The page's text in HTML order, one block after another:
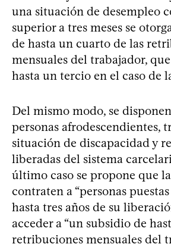
una situación de desempleo
superior a tres meses se
de hasta un cuarto de las
mensuales del trabajador,
hasta un tercio en el caso de
Del mismo modo, se
personas afrodescendientes,
situación de discapacidad y
liberadas del sistema
último caso se propone que
contraten a “personas
hasta tres años de su
acceder a “un subsidio de
retribuciones mensuales del